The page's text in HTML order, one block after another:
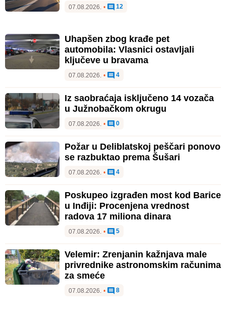
07.08.2026. • 12
Uhapšen zbog krađe pet
automobila: Vlasnici ostavljali
ključeve u bravama
07.08.2026. • 4
Iz saobraćaja isključeno 14 vozača
u Južnobačkom okrugu
07.08.2026. • 0
Požar u Deliblatskoj peščari ponovo
se razbuktao prema Šušari
07.08.2026. • 4
Poskupeo izgrađen most kod Barice
u Inđiji: Procenjena vrednost
radova 17 miliona dinara
07.08.2026. • 5
Velemir: Zrenjanin kažnjava male
privrednike astronomskim računima
za smeće
07.08.2026. • 8